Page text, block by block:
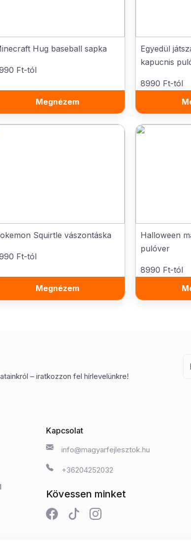
Hug baseball sapka
Ft-tól
Megnézem
Egyedül
kapucnis
8990 Ft-tól
Squirtle vászontáska
Ft-tól
Megnézem
Halloween
pulóver
8990 Ft-tól
– iratkozzon fel hírlevelünkre!
Kapcsolat
info@magyarfejlesztok.hu
+36204252032
Kövessen minket